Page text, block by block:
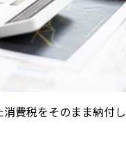
費税をそのまま納付